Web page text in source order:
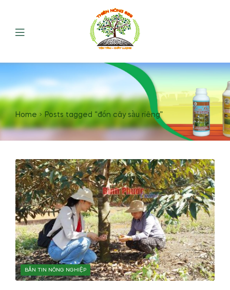
Home Posts tagged “đốn cây sầu riêng”
BẢN TIN NÔNG NGHIỆP